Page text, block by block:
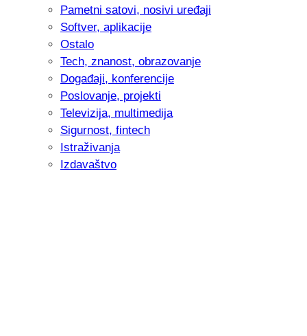
Pametni satovi, nosivi uređaji
Softver, aplikacije
Ostalo
Tech, znanost, obrazovanje
Događaji, konferencije
Poslovanje, projekti
Televizija, multimedija
Sigurnost, fintech
Istraživanja
Izdavaštvo